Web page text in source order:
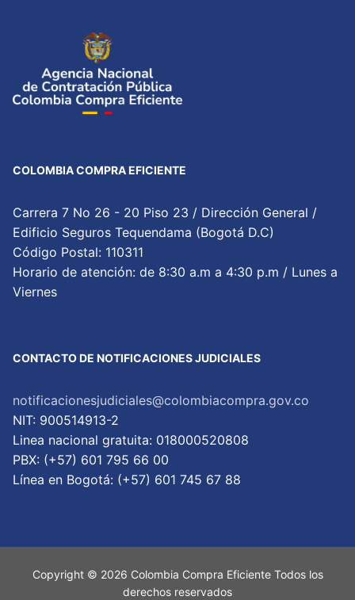
COLOMBIA COMPRA EFICIENTE
Carrera 7 No 26 - 20 Piso 23 / Dirección General /
Edificio Seguros Tequendama (Bogotá D.C)
Código Postal: 110311
Horario de atención: de 8:30 a.m a 4:30 p.m / Lunes a
Viernes
CONTACTO DE NOTIFICACIONES JUDICIALES
notificacionesjudiciales@colombiacompra.gov.co
NIT: 900514913-2
Linea nacional gratuita: 018000520808
PBX: (+57) 601 795 66 00
Lí­nea en Bogotá: (+57) 601 745 67 88
Copyright © 2026 Colombia Compra Eficiente Todos los
derechos reservados